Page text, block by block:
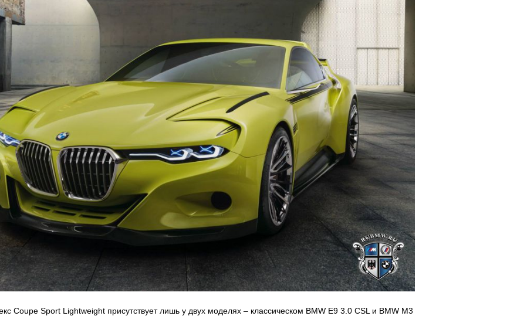
Coupe Sport Lightweight присутствует лишь у двух моделях – классическом BMW E9 3.0 CSL и BMW M3